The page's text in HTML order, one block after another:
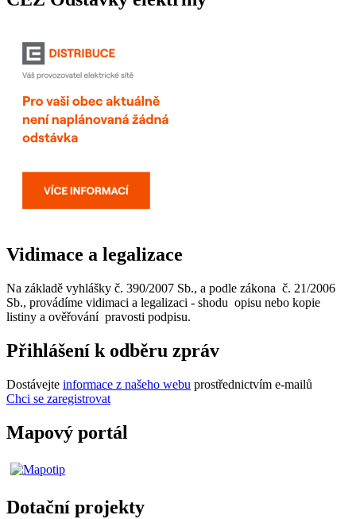
Vidimace a legalizace
Na základě vyhlášky č. 390/2007 Sb., a podle zákona č. 21/2006
Sb., provádíme vidimaci a legalizaci - shodu opisu nebo kopie
listiny a ověřování pravosti podpisu.
Přihlášení k odběru zpráv
Dostávejte informace z našeho webu prostřednictvím e-mailů
Chci se zaregistrovat
Mapový portál
Dotační projekty